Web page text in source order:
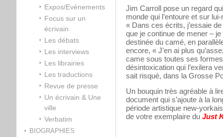
Expos/Evènements
Focus sur un
écrivain
Les débats
Les interviews
Les librairies
Les traductions
Revue de presse
Un écrivain & Une
ville
Verbatim
BIOGRAPHIES
Jim Carroll pose un regard
monde qui l’entoure et sur
« Dans ces écrits, j’essaie
que je continue de mener –
destinée du camé, en
encore, « J’en ai plus
came sous toutes ses
désintoxication qui l’exilera
sait risqué, dans la Grosse
Un bouquin très agréable à
document qui s’ajoute à la
période artistique new-
de votre exemplaire du Just